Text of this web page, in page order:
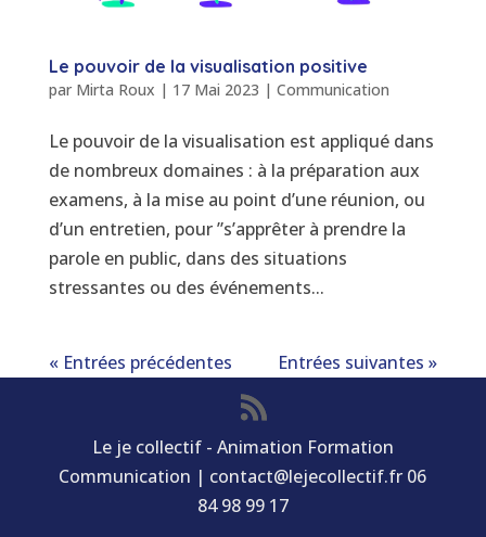
Le pouvoir de la visualisation positive
par Mirta Roux | 17 Mai 2023 | Communication
Le pouvoir de la visualisation est appliqué dans
de nombreux domaines : à la préparation aux
examens, à la mise au point d’une réunion, ou
d’un entretien, pour ”s’apprêter à prendre la
parole en public, dans des situations
stressantes ou des événements...
« Entrées précédentes Entrées suivantes »
Le je collectif - Animation Formation
Communication | contact@lejecollectif.fr 06
84 98 99 17